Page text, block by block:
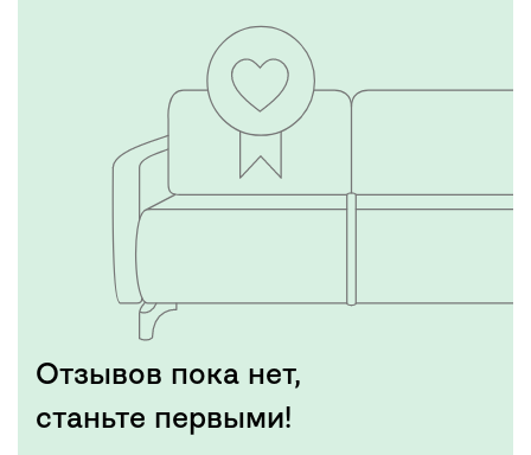
Отзывов пока нет,
станьте первыми!